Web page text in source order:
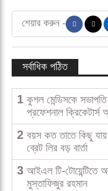
শেয়ার করুন -
সর্বাধিক পঠিত
1 কুশল মেন্ডিসকে
প্রফেশনাল ক্রিকেটার্স
2 বয়স কত তাতে কিছু
ব্রেট লির বড় বার্তা
3 আইএল টি-টোয়েন্টিতে
মুস্তাফিজুর রহমান